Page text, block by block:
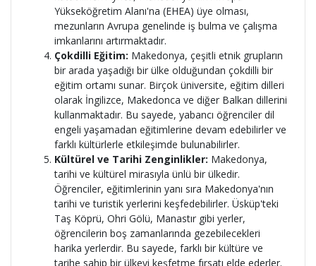
Yükseköğretim Alanı'na (EHEA) üye olması,
mezunların Avrupa genelinde iş bulma ve çalışma
imkanlarını artırmaktadır.
Çokdilli Eğitim: Makedonya, çeşitli etnik grupların
bir arada yaşadığı bir ülke olduğundan çokdilli bir
eğitim ortamı sunar. Birçok üniversite, eğitim dilleri
olarak İngilizce, Makedonca ve diğer Balkan dillerini
kullanmaktadır. Bu sayede, yabancı öğrenciler dil
engeli yaşamadan eğitimlerine devam edebilirler ve
farklı kültürlerle etkileşimde bulunabilirler.
Kültürel ve Tarihi Zenginlikler: Makedonya,
tarihi ve kültürel mirasıyla ünlü bir ülkedir.
Öğrenciler, eğitimlerinin yanı sıra Makedonya'nın
tarihi ve turistik yerlerini keşfedebilirler. Üsküp'teki
Taş Köprü, Ohri Gölü, Manastır gibi yerler,
öğrencilerin boş zamanlarında gezebilecekleri
harika yerlerdir. Bu sayede, farklı bir kültüre ve
tarihe sahip bir ülkeyi keşfetme fırsatı elde ederler.